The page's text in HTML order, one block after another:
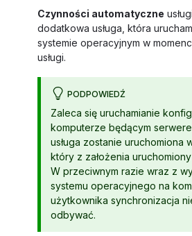
Czynności automatyczne usługi
dodatkowa usługa, która
systemie operacyjnym w
usługi.
PODPOWIEDŹ
Zaleca się uruchamianie
komputerze będącym
usługa zostanie uruchomiona
który z założenia
W przeciwnym razie wraz z
systemu operacyjnego na
użytkownika synchronizacja
odbywać.